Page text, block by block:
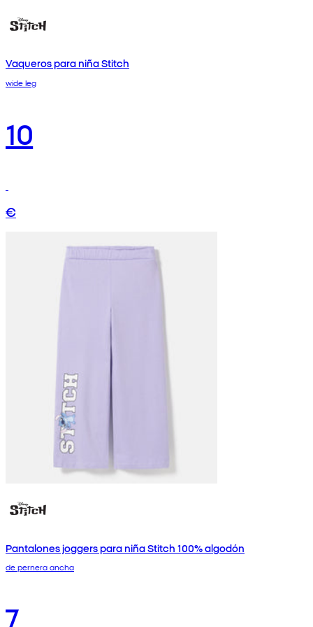
Vaqueros para niña Stitch
wide leg
10
€
Pantalones joggers para niña Stitch 100% algodón
de pernera ancha
7